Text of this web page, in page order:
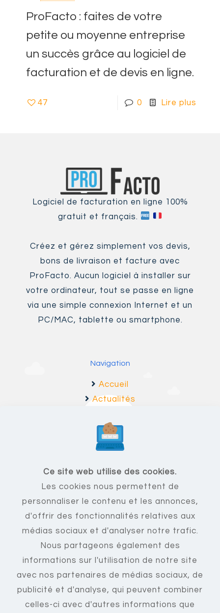
ProFacto : faites de votre
petite ou moyenne entreprise
un succès grâce au logiciel de
facturation et de devis en ligne.
47 0 Lire plus
Logiciel de facturation en ligne 100%
gratuit et français.
Créez et gérez simplement vos devis,
bons de livraison et facture avec
ProFacto. Aucun logiciel à installer sur
votre ordinateur, tout se passe en ligne
via une simple connexion Internet et un
PC/MAC, tablette ou smartphone.
Navigation
Accueil
Actualités
F.A.Q
Mentions légales
Créer un compte
Se connecter
Ce site web utilise des cookies.
Les cookies nous permettent de
personnaliser le contenu et les annonces,
d'offrir des fonctionnalités relatives aux
médias sociaux et d'analyser notre trafic.
Nous partageons également des
informations sur l'utilisation de notre site
avec nos partenaires de médias sociaux, de
publicité et d'analyse, qui peuvent combiner
celles-ci avec d'autres informations que